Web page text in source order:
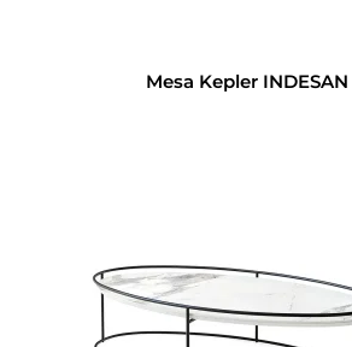
Mesa Kepler INDESAN